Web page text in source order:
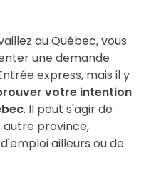
au Québec, vous
une demande
express, mais il y
votre intention
. Il peut s'agir de
autre province,
ailleurs ou de